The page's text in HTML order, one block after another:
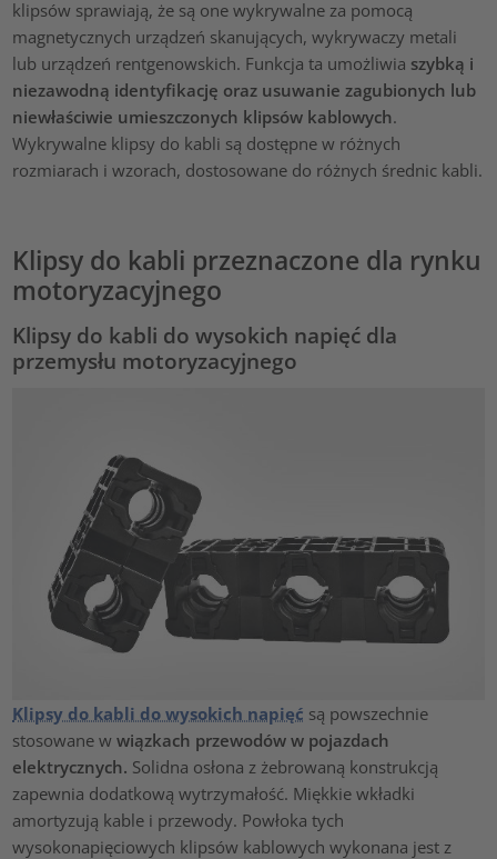
klipsów sprawiają, że są one wykrywalne za pomocą
magnetycznych urządzeń skanujących, wykrywaczy metali
lub urządzeń rentgenowskich. Funkcja ta umożliwia szybką i
niezawodną identyfikację oraz usuwanie zagubionych lub
niewłaściwie umieszczonych klipsów kablowych.
Wykrywalne klipsy do kabli są dostępne w różnych
rozmiarach i wzorach, dostosowane do różnych średnic kabli.
Klipsy do kabli przeznaczone dla rynku
motoryzacyjnego
Klipsy do kabli do wysokich napięć dla
przemysłu motoryzacyjnego
Klipsy do kabli do wysokich napięć są powszechnie
stosowane wwiązkach przewodów w pojazdach
elektrycznych. Solidna osłona z żebrowaną konstrukcją
zapewnia dodatkową wytrzymałość. Miękkie wkładki
amortyzują kable i przewody. Powłoka tych
wysokonapięciowych klipsów kablowych wykonana jest z